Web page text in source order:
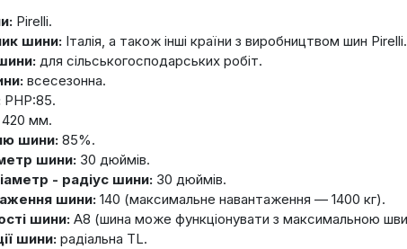
Pirelli.
шини:Італія, а також інші країни з виробництвом шин Pirelli.
для сільськогосподарських робіт.
всесезонна.
PHP:85.
мм.
шини:85%.
шини:30 дюймів.
- радіус шини:30 дюймів.
шини:140 (максимальне навантаження — 1400 кг).
шини:A8 (шина може функціонувати з максимальною
шини:радіальна TL.